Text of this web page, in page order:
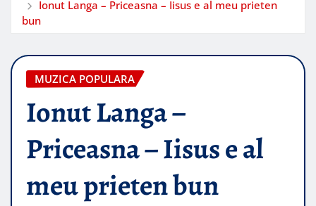
Ionut Langa – Priceasna – Iisus e al meu prieten
bun
MUZICA POPULARA
Ionut Langa –
Priceasna – Iisus e al
meu prieten bun